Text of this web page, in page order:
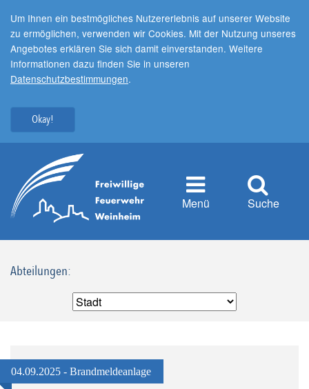
Um Ihnen ein bestmögliches Nutzererlebnis auf unserer Website
zu ermöglichen, verwenden wir Cookies. Mit der Nutzung unseres
Angebotes erklären Sie sich damit einverstanden. Weitere
Informationen dazu finden Sie in unseren
Datenschutzbestimmungen.
Okay!
Menü Suche
Abteilungen:
04.09.2025 - Brandmeldeanlage